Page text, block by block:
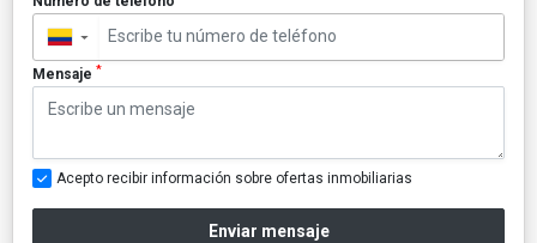
▼
Mensaje *
Acepto recibir información sobre ofertas inmobiliarias
Enviar mensaje